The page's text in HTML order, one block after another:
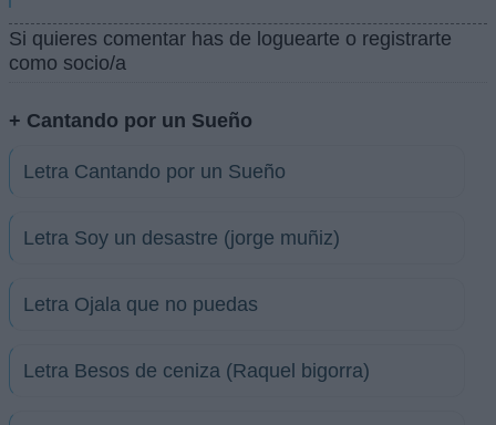
Si quieres comentar has de loguearte o registrarte
como socio/a
+ Cantando por un Sueño
Letra Cantando por un Sueño
Letra Soy un desastre (jorge muñiz)
Letra Ojala que no puedas
Letra Besos de ceniza (Raquel bigorra)